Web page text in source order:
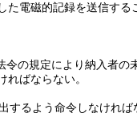
た電磁的記録を送信する
令の規定により納入者の
ばならない。
るよう命令しなければ